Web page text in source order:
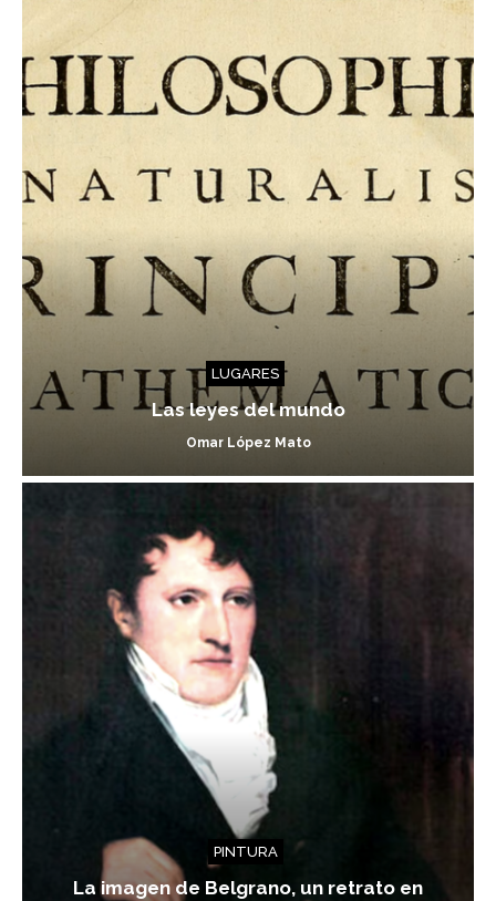
LUGARES
Las leyes del mundo
Omar López Mato
PINTURA
La imagen de Belgrano, un retrato en